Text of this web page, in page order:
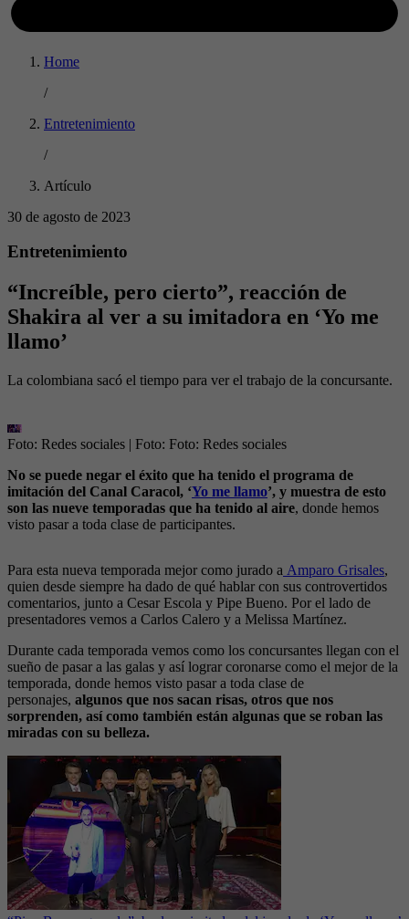
Home
/
Entretenimiento
/
Artículo
30 de agosto de 2023
Entretenimiento
“Increíble, pero cierto”, reacción de
Shakira al ver a su imitadora en ‘Yo me
llamo’
La colombiana sacó el tiempo para ver el trabajo de la concursante.
Foto: Redes sociales | Foto: Foto: Redes sociales
No se puede negar el éxito que ha tenido el programa de
imitación del Canal Caracol, ‘Yo me llamo’, y muestra de esto
son las nueve temporadas que ha tenido al aire, donde hemos
visto pasar a toda clase de participantes.
Para esta nueva temporada mejor como jurado a Amparo Grisales,
quien desde siempre ha dado de qué hablar con sus controvertidos
comentarios, junto a Cesar Escola y Pipe Bueno. Por el lado de
presentadores vemos a Carlos Calero y a Melissa Martínez.
Durante cada temporada vemos como los concursantes llegan con el
sueño de pasar a las galas y así lograr coronarse como el mejor de la
temporada, donde hemos visto pasar a toda clase de
personajes, algunos que nos sacan risas, otros que nos
sorprenden, así como también están algunas que se roban las
miradas con su belleza.